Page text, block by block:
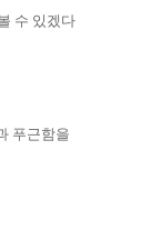
수 있겠다
푸근함을